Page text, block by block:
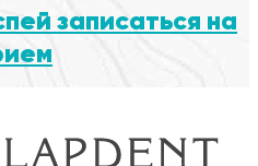
записаться на